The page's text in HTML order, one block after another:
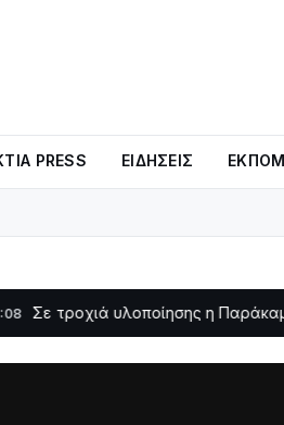
PRESS ΕΙΔΉΣΕΙΣ
υλοποίησης η Παράκαμψη του